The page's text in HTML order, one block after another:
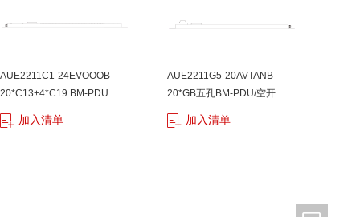
AUE2211C1-24EVOOOB
20*C13+4*C19 BM-PDU
加入清单
AUE2211G5-20AVTANB
20*GB五孔BM-PDU/空开
加入清单